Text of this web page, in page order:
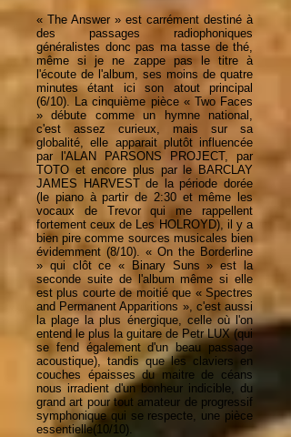
« The Answer » est carrément destiné à
des passages radiophoniques
généralistes donc pas ma tasse de thé,
même si je ne zappe pas le titre à
l'écoute de l'album, ses moins de quatre
minutes étant ici son atout principal
(6/10). La cinquième pièce « Two Faces
» débute comme un hymne national,
c'est assez curieux, mais sur sa
globalité, elle apparait plutôt influencée
par l'ALAN PARSONS PROJECT, par
TOTO et encore plus par le BARCLAY
JAMES HARVEST de la période dorée
(le piano à partir de 2:30 et même les
vocaux de Trevor qui me rappellent
fortement ceux de Les HOLROYD), il y a
bien pire comme sources musicales bien
évidemment (8/10). « On the Borderline
» qui clôt ce « Binary Suns » est la
seconde suite de l'album même si elle
est plus courte de moitié que « Spectres
and Permanent Apparitions », c'est aussi
la plage la plus énergique, celle où l'on
entend le plus la guitare de Petr LUX (qui
se fend également d'un beau passage
acoustique), tandis que les claviers en
couches épaisses du maitre de céans
nous irradient d'un bonheur indicible, du
grand art pour tout amateur de progressif
symphonique qui se respecte, une pièce
essentielle(10/10).